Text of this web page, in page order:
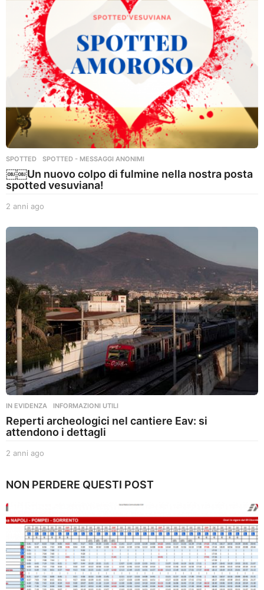
g
o
SPOTTED ,SPOTTED - MESSAGGI ANONIMI
￼￼Un nuovo colpo di fulmine nella nostra posta
spotted vesuviana!
2 anni ago
n
n
o
IN EVIDENZA ,INFORMAZIONI UTILI
Reperti archeologici nel cantiere Eav: si
attendono i dettagli
2 anni ago
n
g
o
NON PERDERE QUESTI POST